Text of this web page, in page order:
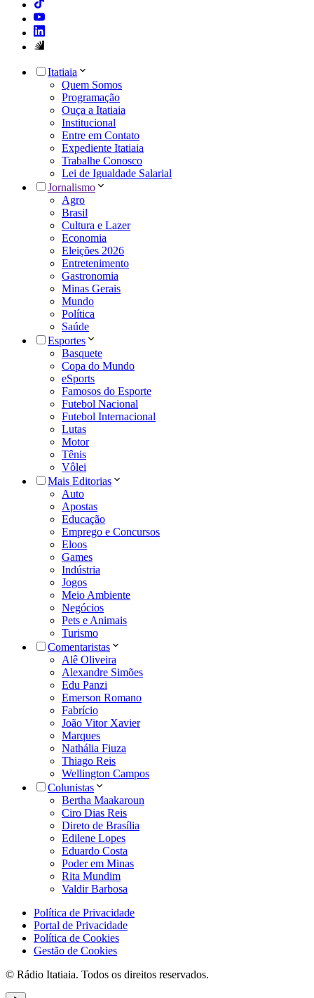
Itatiaia
Quem Somos
Programação
Ouça a Itatiaia
Institucional
Entre em Contato
Expediente Itatiaia
Trabalhe Conosco
Lei de Igualdade Salarial
Jornalismo
Agro
Brasil
Cultura e Lazer
Economia
Eleições 2026
Entretenimento
Gastronomia
Minas Gerais
Mundo
Política
Saúde
Esportes
Basquete
Copa do Mundo
eSports
Famosos do Esporte
Futebol Nacional
Futebol Internacional
Lutas
Motor
Tênis
Vôlei
Mais Editorias
Auto
Apostas
Educação
Emprego e Concursos
Eloos
Games
Indústria
Jogos
Meio Ambiente
Negócios
Pets e Animais
Turismo
Comentaristas
Alê Oliveira
Alexandre Simões
Edu Panzi
Emerson Romano
Fabrício
João Vitor Xavier
Marques
Nathália Fiuza
Thiago Reis
Wellington Campos
Colunistas
Bertha Maakaroun
Ciro Dias Reis
Direto de Brasília
Edilene Lopes
Eduardo Costa
Poder em Minas
Rita Mundim
Valdir Barbosa
Política de Privacidade
Portal de Privacidade
Política de Cookies
Gestão de Cookies
© Rádio Itatiaia. Todos os direitos reservados.